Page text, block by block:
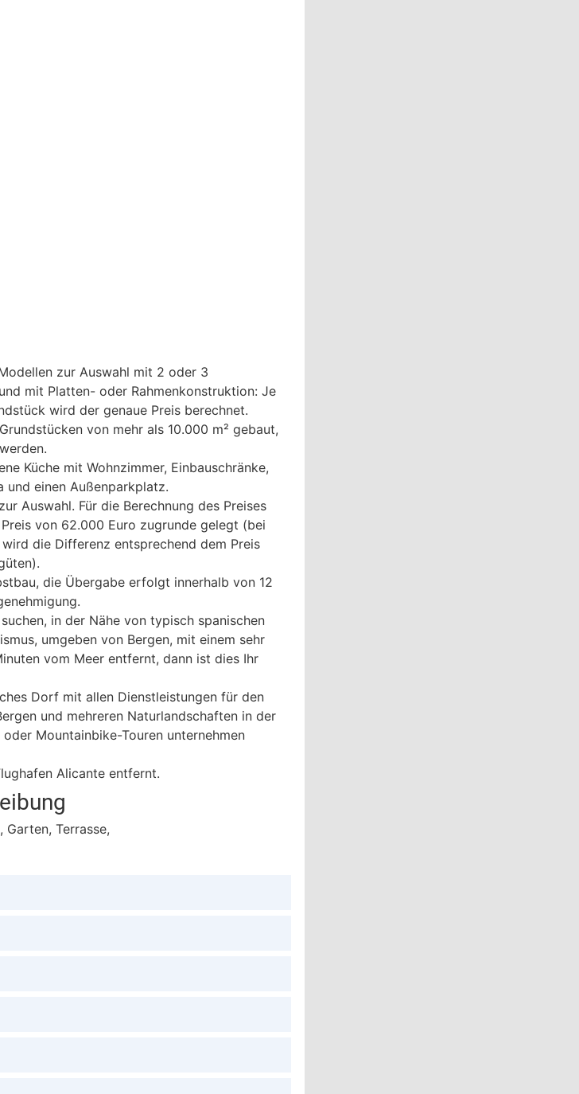
zur Auswahl mit 2 oder 3
mit Platten- oder Rahmenkonstruktion: Je
wird der genaue Preis berechnet.
von mehr als 10.000 m² gebaut,
Küche mit Wohnzimmer, Einbauschränke,
und einen Außenparkplatz.
Auswahl. Für die Berechnung des Preises
von 62.000 Euro zugrunde gelegt (bei
die Differenz entsprechend dem Preis
die Übergabe erfolgt innerhalb von 12
in der Nähe von typisch spanischen
umgeben von Bergen, mit einem sehr
vom Meer entfernt, dann ist dies Ihr
Dorf mit allen Dienstleistungen für den
und mehreren Naturlandschaften in der
Mountainbike-Touren unternehmen
Alicante entfernt.
Terrasse,